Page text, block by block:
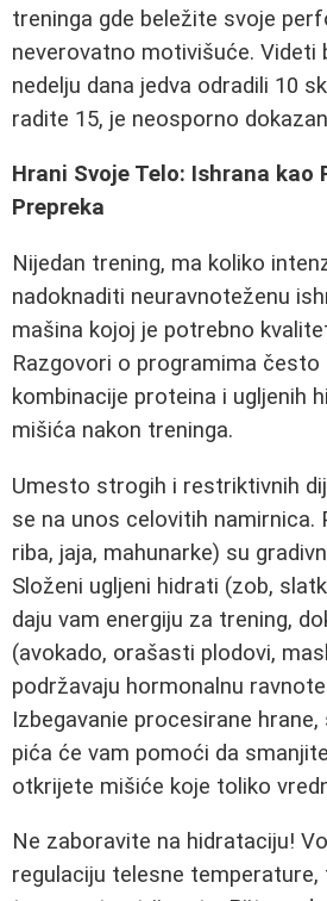
treninga gde beležite svoje
neverovatno motivišuće. Videti
nedelju dana jedva odradili 10
radite 15, je neosporno
Hrani Svoje Telo: Ishrana kao
Prepreka
Nijedan trening, ma koliko
nadoknaditi neuravnoteženu
mašina kojoj je potrebno
Razgovori o programima
kombinacije proteina i ugljenih
mišića nakon treninga.
Umesto strogih i restriktivnih
se na unos celovitih namirnica.
riba, jaja, mahunarke) su
Složeni ugljeni hidrati (zob,
daju vam energiju za trening,
(avokado, orašasti plodovi,
podržavaju hormonalnu
Izbegavanie procesirane
pića će vam pomoći da
otkrijete mišiće koje toliko
Ne zaboravite na hidrataciju!
regulaciju telesne